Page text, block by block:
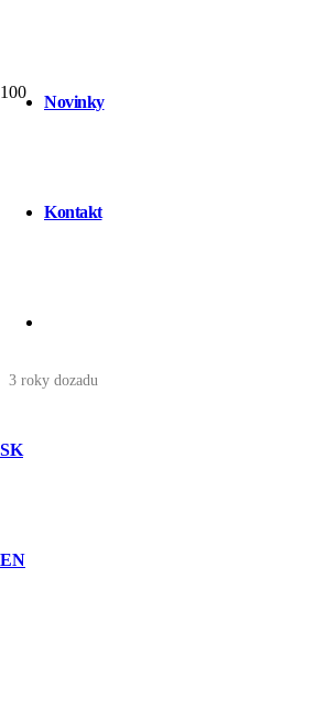
Novinky
Kontakt
SK
EN
3 roky dozadu